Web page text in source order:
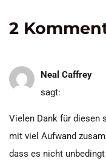
2
Neal Caffrey
sagt:
Vielen Dank für diesen
mit viel Aufwand
dass es nicht